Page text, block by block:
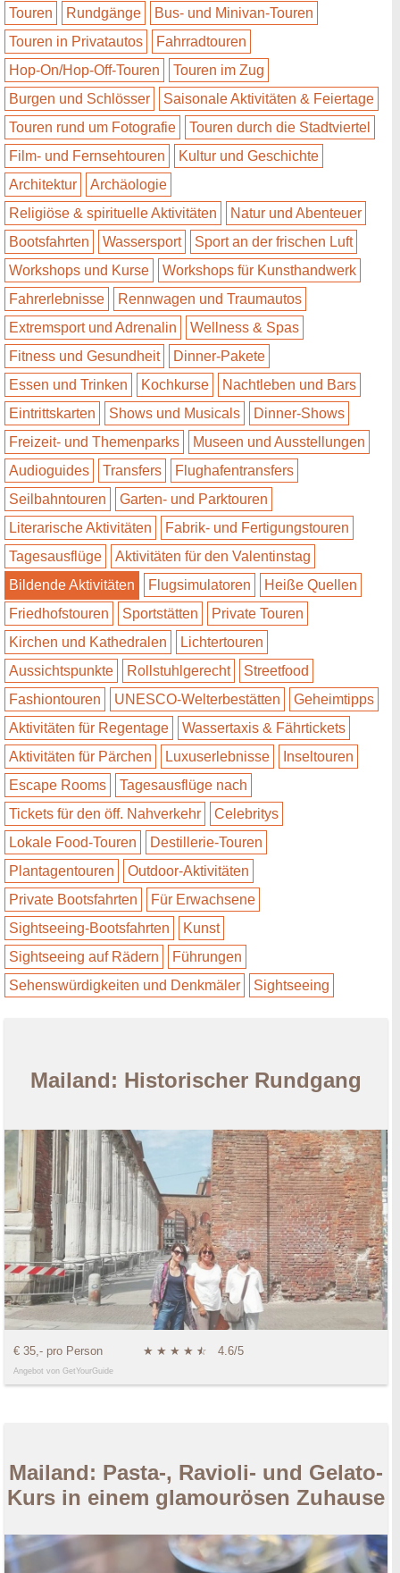
Touren Rundgänge
Bus- und Minivan-Touren
Touren in Privatautos
Fahrradtouren
Hop-On/Hop-Off-Touren
Touren im Zug
Burgen und Schlösser
Saisonale Aktivitäten & Feiertage
Touren rund um Fotografie
Touren durch die Stadtviertel
Film- und Fernsehtouren
Kultur und Geschichte
Architektur
Archäologie
Religiöse & spirituelle Aktivitäten
Natur und Abenteuer
Bootsfahrten
Wassersport
Sport an der frischen Luft
Workshops und Kurse
Workshops für Kunsthandwerk
Fahrerlebnisse
Rennwagen und Traumautos
Extremsport und Adrenalin
Wellness & Spas
Fitness und Gesundheit
Dinner-Pakete
Essen und Trinken
Kochkurse
Nachtleben und Bars
Eintrittskarten
Shows und Musicals
Dinner-Shows
Freizeit- und Themenparks
Museen und Ausstellungen
Audioguides
Transfers
Flughafentransfers
Seilbahntouren
Garten- und Parktouren
Literarische Aktivitäten
Fabrik- und Fertigungstouren
Tagesausflüge
Aktivitäten für den Valentinstag
Bildende Aktivitäten
Flugsimulatoren
Heiße Quellen
Friedhofstouren
Sportstätten
Private Touren
Kirchen und Kathedralen
Lichtertouren
Aussichtspunkte
Rollstuhlgerecht
Streetfood
Fashiontouren
UNESCO-Welterbestätten
Geheimtipps
Aktivitäten für Regentage
Wassertaxis & Fährtickets
Aktivitäten für Pärchen
Luxuserlebnisse
Inseltouren
Escape Rooms
Tagesausflüge nach
Tickets für den öff. Nahverkehr
Celebritys
Lokale Food-Touren
Destillerie-Touren
Plantagentouren
Outdoor-Aktivitäten
Private Bootsfahrten
Für Erwachsene
Sightseeing-Bootsfahrten
Kunst
Sightseeing auf Rädern
Führungen
Sehenswürdigkeiten und Denkmäler
Sightseeing
Mailand: Historischer Rundgang
€ 35,- pro Person ★ ★ ★ ★ ★
☆ 4.6/5
Angebot von GetYourGuide
Mailand: Pasta-, Ravioli- und Gelato-
Kurs in einem glamourösen Zuhause